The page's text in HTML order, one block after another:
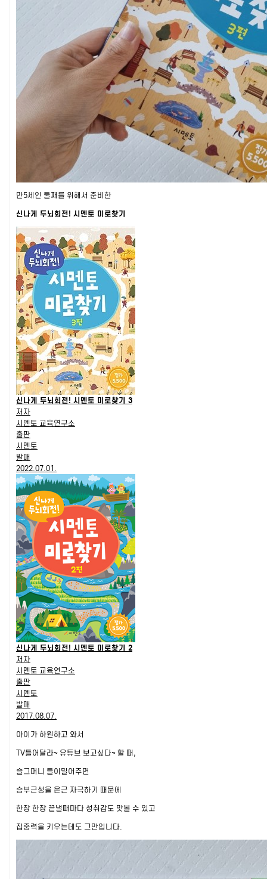
만5세인 둘째를 위해서 준비한
신나게 두뇌회전! 시멘토 미로찾기
신나게 두뇌회전! 시멘토 미로찾기 3
저자
시멘토 교육연구소
출판
시멘토
발매
2022.07.01.
신나게 두뇌회전! 시멘토 미로찾기 2
저자
시멘토 교육연구소
출판
시멘토
발매
2017.08.07.
아이가 하원하고 와서
TV틀어달라~ 유튜브 보고싶다~ 할 때,
슬그머니 들이밀어주면
승부근성을 은근 자극하기 때문에
한장 한장 끝낼때마다 성취감도 맛볼 수 있고
집중력을 키우는데도 그만입니다.